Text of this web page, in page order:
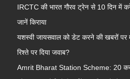
IRCTC की भारत गौरव ट्रेन से 10 दिन में करें
जानें किराया
यशस्वी जायसवाल को डेट करने की खबरों पर
रिश्ते पर दिया जवाब?
Amrit Bharat Station Scheme: 20